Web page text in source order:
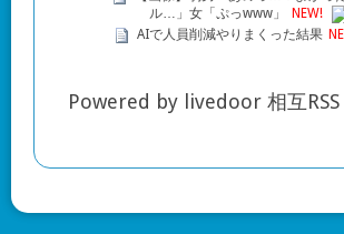
ル…」女「ぷっwww」
NEW!
AIで人員削減やりまくった結果
Powered by livedoor 相互RSS